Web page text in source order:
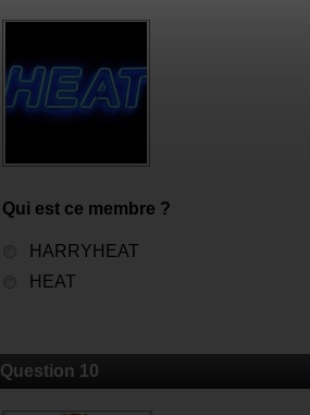
Qui est ce membre ?
HARRYHEAT
HEAT
Question 10